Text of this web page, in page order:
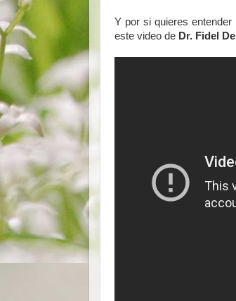
Y por si quieres
este video de Dr. Fidel